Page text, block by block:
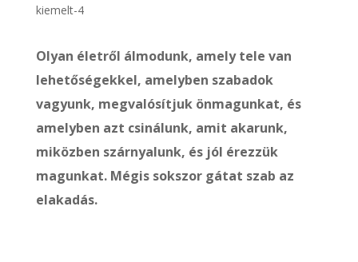
kiemelt-4
Olyan életről álmodunk, amely tele van
lehetőségekkel, amelyben szabadok
vagyunk, megvalósítjuk önmagunkat, és
amelyben azt csinálunk, amit akarunk,
miközben szárnyalunk, és jól érezzük
magunkat. Mégis sokszor gátat szab az
elakadás.